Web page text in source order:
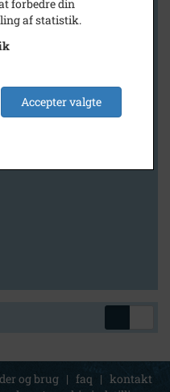
og brug | faq | kontakt
forbedre din
af statistik.
Accepter valgte